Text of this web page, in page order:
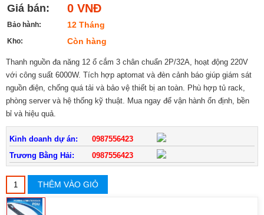
Giá bán: 0 VNĐ
Bảo hành: 12 Tháng
Kho: Còn hàng
Thanh nguồn đa năng 12 ổ cắm 3 chân chuẩn 2P/32A, hoạt động 220V
với công suất 6000W. Tích hợp aptomat và đèn cảnh báo giúp giám sát
nguồn điện, chống quá tải và bảo vệ thiết bị an toàn. Phù hợp tủ rack,
phòng server và hệ thống kỹ thuật. Mua ngay để vận hành ổn định, bền
bỉ và hiệu quả.
Kinh doanh dự án:
0987556423
Trương Bằng Hải:
0987556423
THÊM VÀO GIỎ